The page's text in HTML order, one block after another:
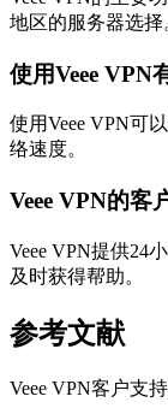
地区的服务器选择
使用Veee VPN
使用Veee VPN可
络速度。
Veee VPN的客
Veee VPN提供24
及时获得帮助。
参考文献
Veee VPN客户支